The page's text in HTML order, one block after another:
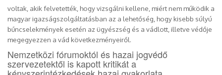
voltak, akik felvetették, hogy vizsgálni kellene, miért nem működik a
magyar igazságszolgáltatásban az a lehetőség, hogy kisebb súlyú
bűncselekmények esetén az ügyészség és a vádlott, illetve védője
megegyezzen a vád következményeiről.
Nemzetközi fórumoktól és hazai jogvédő
szervezetektől is kapott kritikát a